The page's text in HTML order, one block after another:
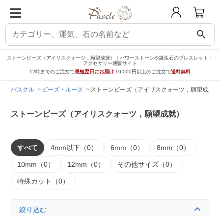
search
ストーンビーズ（アイリスクォーツ，願望成就）｜パワーストーンや誕生石のブレスレット・
アクセサリー通販サイト
12時までのご注文で最短翌日にお届け 10,000円以上のご注文で送料無料
パスクル ビーズ・ルース ストーンビーズ（アイリスクォーツ，願望成就）
ストーンビーズ（アイリスクォーツ，願望成就）
すべて 4mm以下（0） 6mm（0） 8mm（0）
10mm（0） 12mm（0） その他サイズ（0）
特殊カット（0）
絞り込む